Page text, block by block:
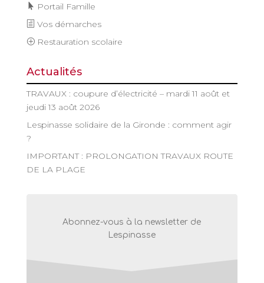
Portail Famille
Vos démarches
Restauration scolaire
Actualités
TRAVAUX : coupure d’électricité – mardi 11 août et
jeudi 13 août 2026
Lespinasse solidaire de la Gironde : comment agir
?
IMPORTANT : PROLONGATION TRAVAUX ROUTE
DE LA PLAGE
Abonnez-vous à la newsletter de
Lespinasse